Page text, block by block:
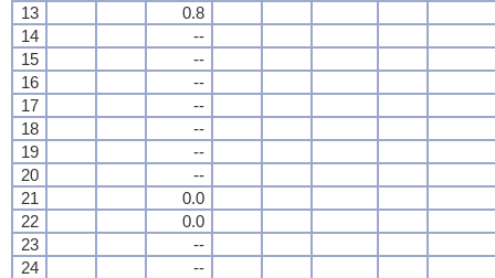
13
0.8
14
--
15
--
16
--
17
--
18
--
19
--
20
--
21
0.0
22
0.0
23
--
24
--